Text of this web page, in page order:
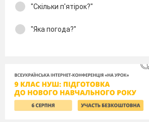
"Скільки п′ятірок?"
"Яка погода?"